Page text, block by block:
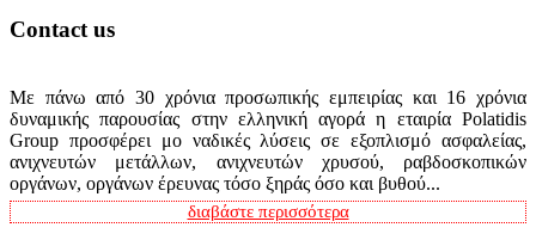
Contact us
Με πάνω από 30 χρόνια προσωπικής εμπειρίας και 16 χρόνια
δυναμικής παρουσίας στην ελληνική αγορά η εταιρία Polatidis
Group προσφέρει μο ναδικές λύσεις σε εξοπλισμό ασφαλείας,
ανιχνευτών μετάλλων, ανιχνευτών χρυσού, ραβδοσκοπικών
οργάνων, οργάνων έρευνας τόσο ξηράς όσο και βυθού...
διαβάστε περισσότερα